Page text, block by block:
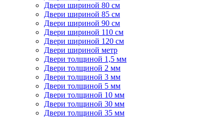
Двери шириной 80 см
Двери шириной 85 см
Двери шириной 90 см
Двери шириной 110 см
Двери шириной 120 см
Двери шириной метр
Двери толщиной 1,5 мм
Двери толщиной 2 мм
Двери толщиной 3 мм
Двери толщиной 5 мм
Двери толщиной 10 мм
Двери толщиной 30 мм
Двери толщиной 35 мм